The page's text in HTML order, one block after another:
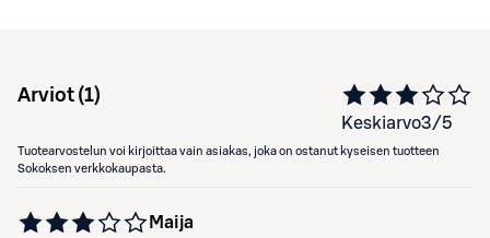
Arviot (1)
Keskiarvo3/5
Tuotearvostelun voi kirjoittaa vain asiakas, joka on ostanut kyseisen tuotteen
Sokoksen verkkokaupasta.
Maija